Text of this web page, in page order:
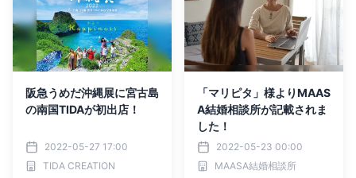
阪急うめだ沖縄展に宮古島
の南国TIDAが初出店！
2022-05-27 17:00
TIDA CREATION
「マリピタ」様よりMAAS
A結婚相談所が記載されま
した！
2022-05-23 00:00
MAASA結婚相談所